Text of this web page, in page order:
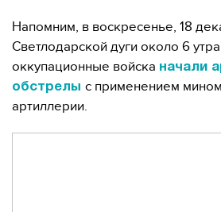
Напомним, в воскресенье, 18
Светлодарской дуги около 6
оккупационные войска начали
обстрелы с применением
артиллерии.